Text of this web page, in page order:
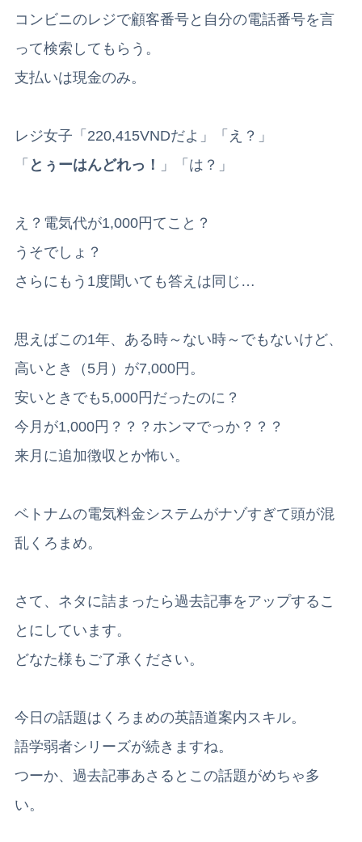
コンビニのレジで顧客番号と自分の電話番号を言
って検索してもらう。
支払いは現金のみ。
レジ女子「220,415VNDだよ」「え？」
「 とぅーはんどれっ！ 」「は？」
え？電気代が1,000円てこと？
うそでしょ？
さらにもう1度聞いても答えは同じ…
思えばこの1年、ある時～ない時～でもないけど、
高いとき（5月）が7,000円。
安いときでも5,000円だったのに？
今月が1,000円？？？ホンマでっか？？？
来月に追加徴収とか怖い。
ベトナムの電気料金システムがナゾすぎて頭が混
乱くろまめ。
さて、ネタに詰まったら過去記事をアップするこ
とにしています。
どなた様もご了承ください。
今日の話題はくろまめの英語道案内スキル。
語学弱者シリーズが続きますね。
つーか、過去記事あさるとこの話題がめちゃ多
い。